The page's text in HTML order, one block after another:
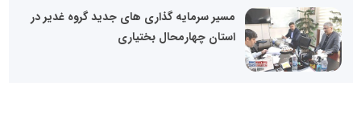
مسیر سرمایه گذاری های جدید گروه غدیر در
استان چهارمحال بختیاری